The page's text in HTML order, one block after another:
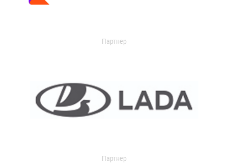
Партнер
Партнер